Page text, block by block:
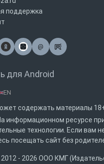
поддержка
@
Почта
для Android
EN
содержать материалы
информационном ресурсе
технологии. Если вам
посещать сайт без
- 2026 ООО КМГ